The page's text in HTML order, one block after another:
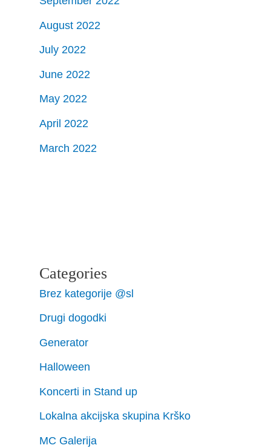
August 2022
July 2022
June 2022
May 2022
April 2022
March 2022
Categories
Brez kategorije @sl
Drugi dogodki
Generator
Halloween
Koncerti in Stand up
Lokalna akcijska skupina Krško
MC Galerija